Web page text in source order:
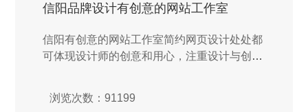
信阳品牌设计有创意的网站工作室
信阳有创意的网站工作室简约网页设计处处都
可体现设计师的创意和用心，注重设计与创意
打造简单而独特的网页设计。...
浏览次数：91199